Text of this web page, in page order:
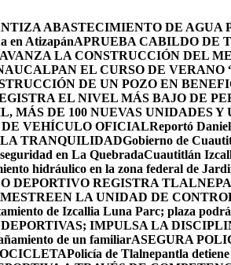
ABASTECIMIENTO DE AGUA
en AtizapánAPRUEBA CABILDO DE
AVANZA LA CONSTRUCCIÓN DEL
EL CURSO DE VERANO
DE UN POZO EN
EL NIVEL MÁS BAJO DE
DE 100 NUEVAS UNIDADES Y
DE VEHÍCULO OFICIALReportó
TRANQUILIDADGobierno de
en La QuebradaCuautitlán
hidráulico en la zona federal de
DEPORTIVO REGISTRA
EN LA UNIDAD DE
de Izcallia Luna Parc; plaza
IMPULSA LA
de un familiarASEGURA
Policía de Tlalnepantla